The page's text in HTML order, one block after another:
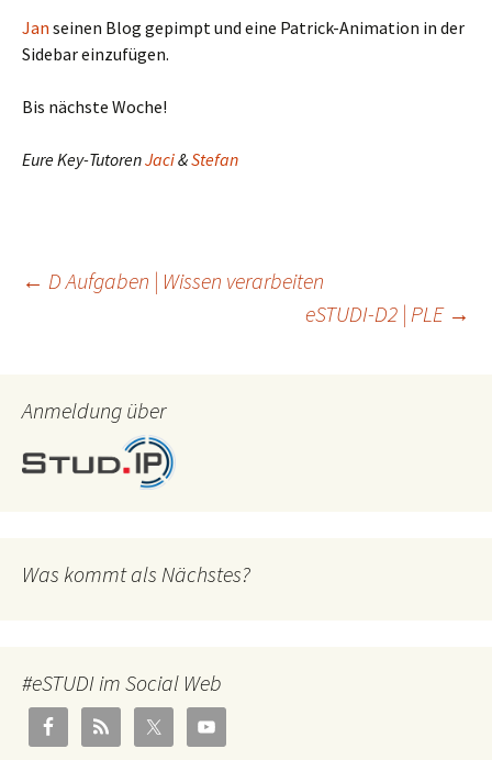
Jan seinen Blog gepimpt und eine Patrick-Animation in der
Sidebar einzufügen.
Bis nächste Woche!
Eure Key-TutorenJaci&Stefan
Beitragsnavigation
← D Aufgaben | Wissen verarbeiten
eSTUDI-D2 | PLE →
Anmeldung über
Was kommt als Nächstes?
#eSTUDI im Social Web